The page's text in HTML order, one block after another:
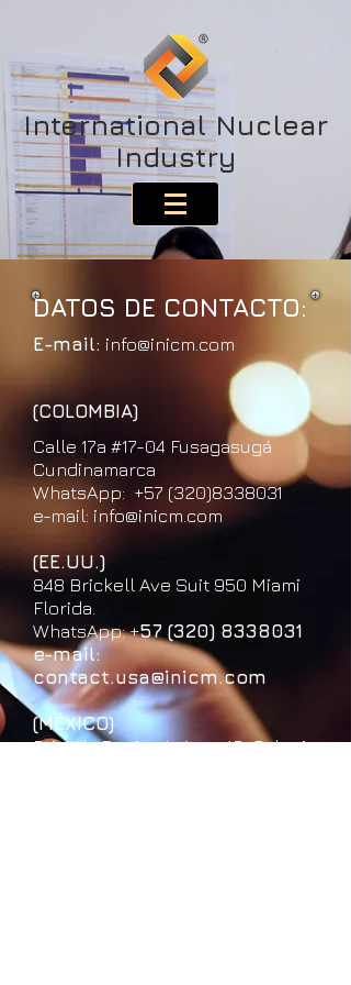
International Nuclear
Industry
DATOS DE CONTACTO:
E-mail: info@inicm.com
(COLOMBIA)
Calle 17a #17-04 Fusagasugá
Cundinamarca
WhatsApp: +57 (320)8338031
e-mail: info@inicm.com
(EE.UU.)
848 Brickell Ave Suit 950 Miami
Florida.
WhatsApp: +57 (320) 8338031
e-mail:
contact.usa@inicm.com
(MÉXICO)
Privada Benito Juárez 48, Colonia